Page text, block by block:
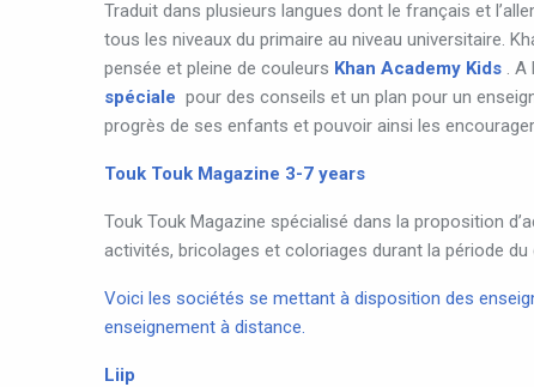
Traduit dans plusieurs langues dont le français et
tous les niveaux du primaire au niveau universitaire.
pensée et pleine de couleurs Khan Academy Kids . A
spéciale pour des conseils et un plan pour un
progrès de ses enfants et pouvoir ainsi les
Touk Touk Magazine 3-7 years
Touk Touk Magazine spécialisé dans la proposition
activités, bricolages et coloriages durant la période
Voici les sociétés se mettant à disposition des
enseignement à distance.
Liip